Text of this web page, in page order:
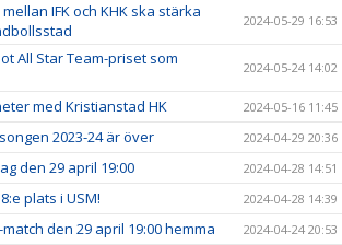
IFK och KHK ska stärka
2024-05-29 16:53
All Star Team-priset som
2024-05-24 14:02
med Kristianstad HK 2024-05-16 11:45
2023-24 är över 2024-04-29 20:36
den 29 april 19:00 2024-04-28 14:51
plats i USM! 2024-04-28 14:39
den 29 april 19:00 hemma 2024-04-24 20:53